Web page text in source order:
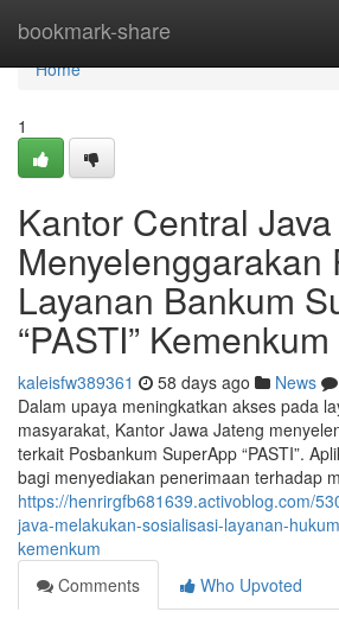
bookmark-share
Home
Home
1
Kantor Central Java
Menyelenggarakan
Layanan Bankum
“PASTI” Kemenkum
kaleisfw389361 58 days ago News
Dalam upaya meningkatkan akses pada
masyarakat, Kantor Jawa Jateng
terkait Posbankum SuperApp “PASTI”.
bagi menyediakan penerimaan terhadap
https://henrirgfb681639.activoblog.com/
java-melakukan-sosialisasi-layanan-
kemenkum
Comments
Who Upvoted